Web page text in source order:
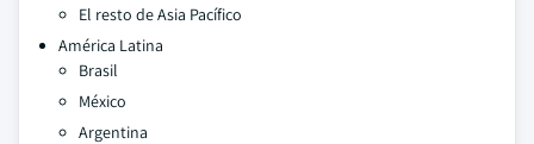
El resto de Asia Pacífico
América Latina
Brasil
México
Argentina